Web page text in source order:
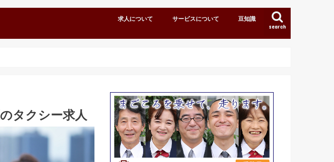
search
求人について サービスについて 豆知識
タクシー求人